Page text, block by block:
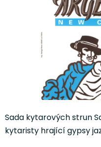
Sada kytarových strun
kytaristy hrající gypsy